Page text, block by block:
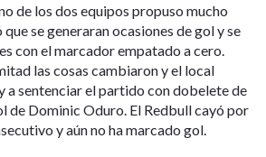
de los dos equipos propuso mucho
se generaran ocasiones de gol y se
con el marcador empatado a cero.
las cosas cambiaron y el local
a sentenciar el partido con dobelete de
de Dominic Oduro. El Redbull cayó por
y aún no ha marcado gol.